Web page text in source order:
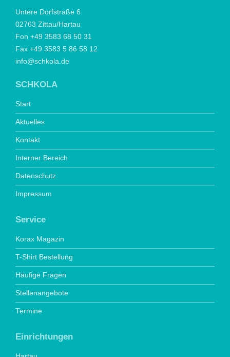
Untere Dorfstraße 6
02763 Zittau/Hartau
Fon +49 3583 68 50 31
Fax +49 3583 5 86 58 12
info@schkola.de
SCHKOLA
Start
Aktuelles
Kontakt
Interner Bereich
Datenschutz
Impressum
Service
Korax Magazin
T-Shirt Bestellung
Häufige Fragen
Stellenangebote
Termine
Einrichtungen